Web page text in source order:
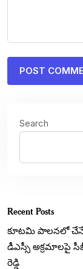
Search
Recent Posts
కూటమి పాలనలో
డీఎస్సీ అక్రమాలపై
రెడ్డి